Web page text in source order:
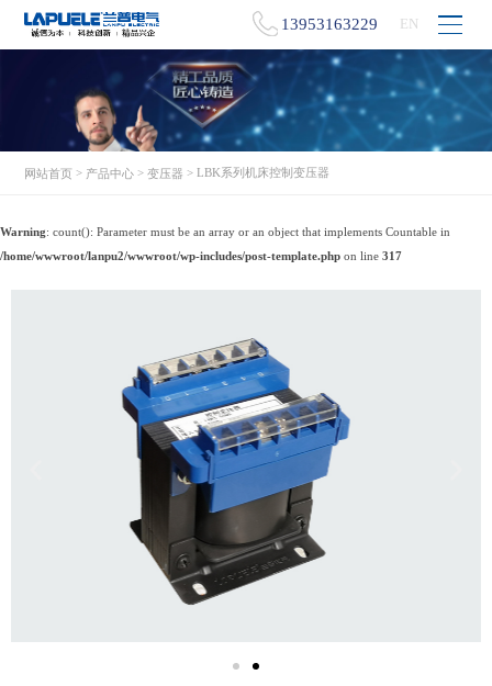
13953163229 EN
网站首页 > 产品中心 >变压器 > LBK系列机床控制变压器
Warning: count(): Parameter must be an array or an object that implements Countable in
/home/wwwroot/lanpu2/wwwroot/wp-includes/post-template.php on line 317